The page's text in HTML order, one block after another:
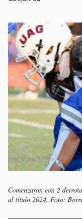
Comenzaron con 2
al título 2024. Foto: